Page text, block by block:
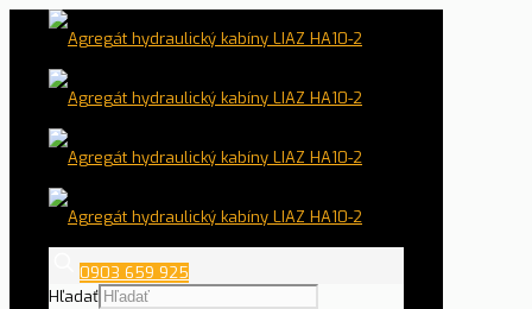
0903 659 925
Hľadať